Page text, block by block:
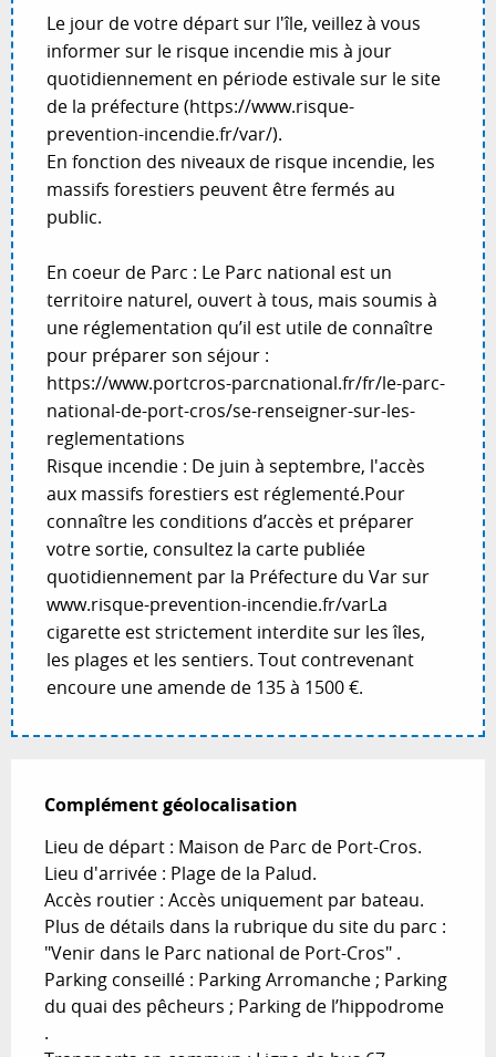
Le jour de votre départ sur l'île, veillez à vous
informer sur le risque incendie mis à jour
quotidiennement en période estivale sur le site
de la préfecture (https://www.risque-
prevention-incendie.fr/var/).
En fonction des niveaux de risque incendie, les
massifs forestiers peuvent être fermés au
public.
En coeur de Parc : Le Parc national est un
territoire naturel, ouvert à tous, mais soumis à
une réglementation qu’il est utile de connaître
pour préparer son séjour :
https://www.portcros-parcnational.fr/fr/le-parc-
national-de-port-cros/se-renseigner-sur-les-
reglementations
Risque incendie : De juin à septembre, l'accès
aux massifs forestiers est réglementé.Pour
connaître les conditions d’accès et préparer
votre sortie, consultez la carte publiée
quotidiennement par la Préfecture du Var sur
www.risque-prevention-incendie.fr/varLa
cigarette est strictement interdite sur les îles,
les plages et les sentiers. Tout contrevenant
encoure une amende de 135 à 1500 €.
Complément géolocalisation
Complément géolocalisation
Lieu de départ : Maison de Parc de Port-Cros.
Lieu d'arrivée : Plage de la Palud.
Accès routier : Accès uniquement par bateau.
Plus de détails dans la rubrique du site du parc :
"Venir dans le Parc national de Port-Cros" .
Parking conseillé : Parking Arromanche ; Parking
du quai des pêcheurs ; Parking de l’hippodrome
.